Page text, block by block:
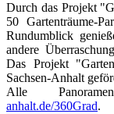
Durch das Projekt
50 Gartenträume-
Rundumblick
andere
Das Projekt
Sachsen-Anhalt
Alle
anhalt.de/360Grad.